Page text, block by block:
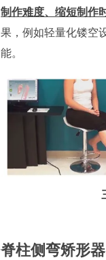
制作难度、缩短制作
果，例如轻量化镂空
能。
脊柱侧弯矫形器